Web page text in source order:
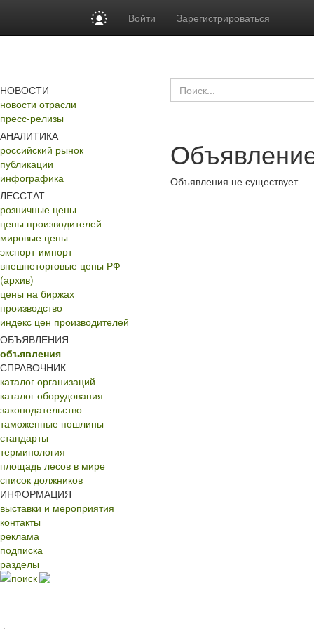
Войти Зарегистрироваться
НОВОСТИ
новости отрасли
пресс-релизы
АНАЛИТИКА
российский рынок
публикации
инфографика
ЛЕССТАТ
розничные цены
цены производителей
мировые цены
экспорт-импорт
внешнеторговые цены РФ
(архив)
цены на биржах
производство
индекс цен производителей
ОБЪЯВЛЕНИЯ
объявления
СПРАВОЧНИК
каталог организаций
каталог оборудования
законодательство
таможенные пошлины
стандарты
терминология
площадь лесов в мире
список должников
ИНФОРМАЦИЯ
выставки и мероприятия
контакты
реклама
подписка
разделы
поиск
Объявления не существует